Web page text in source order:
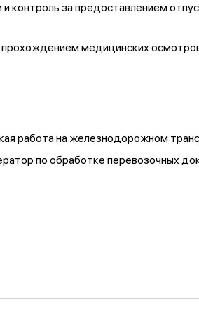
контроль за предоставлением
прохождением медицинских
работа на железнодорожном
по обработке перевозочных